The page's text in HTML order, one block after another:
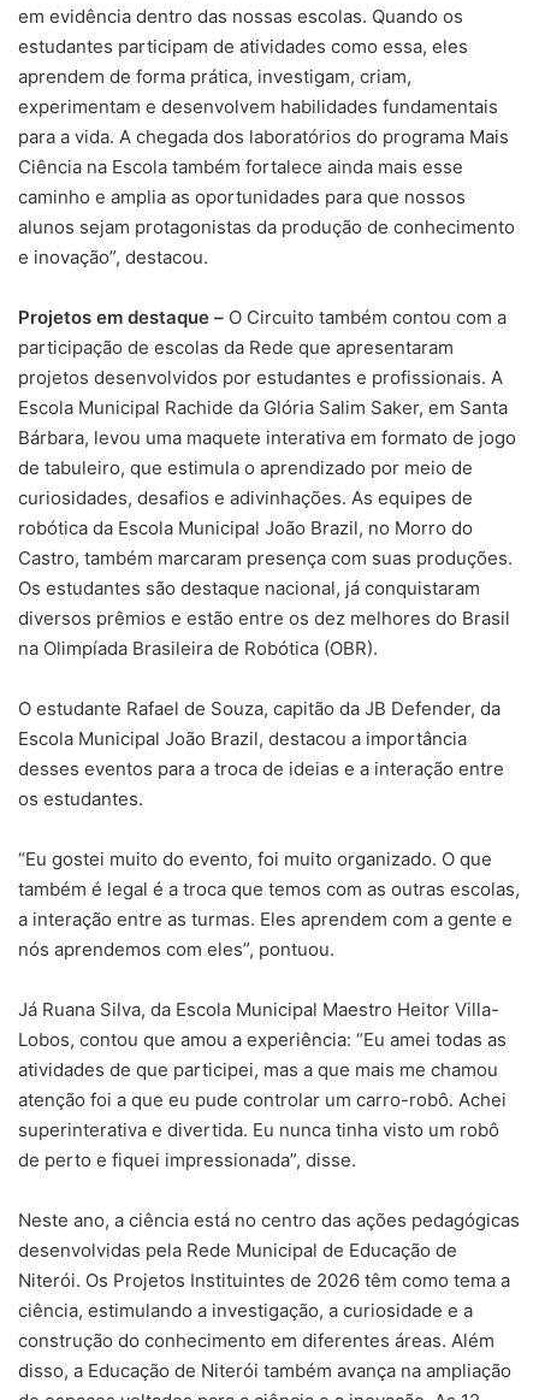
em evidência dentro das nossas escolas. Quando os
estudantes participam de atividades como essa, eles
aprendem de forma prática, investigam, criam,
experimentam e desenvolvem habilidades fundamentais
para a vida. A chegada dos laboratórios do programa Mais
Ciência na Escola também fortalece ainda mais esse
caminho e amplia as oportunidades para que nossos
alunos sejam protagonistas da produção de conhecimento
e inovação”, destacou.
Projetos em destaque – O Circuito também contou com a
participação de escolas da Rede que apresentaram
projetos desenvolvidos por estudantes e profissionais. A
Escola Municipal Rachide da Glória Salim Saker, em Santa
Bárbara, levou uma maquete interativa em formato de jogo
de tabuleiro, que estimula o aprendizado por meio de
curiosidades, desafios e adivinhações. As equipes de
robótica da Escola Municipal João Brazil, no Morro do
Castro, também marcaram presença com suas produções.
Os estudantes são destaque nacional, já conquistaram
diversos prêmios e estão entre os dez melhores do Brasil
na Olimpíada Brasileira de Robótica (OBR).
O estudante Rafael de Souza, capitão da JB Defender, da
Escola Municipal João Brazil, destacou a importância
desses eventos para a troca de ideias e a interação entre
os estudantes.
“Eu gostei muito do evento, foi muito organizado. O que
também é legal é a troca que temos com as outras escolas,
a interação entre as turmas. Eles aprendem com a gente e
nós aprendemos com eles”, pontuou.
Já Ruana Silva, da Escola Municipal Maestro Heitor Villa-
Lobos, contou que amou a experiência: “Eu amei todas as
atividades de que participei, mas a que mais me chamou
atenção foi a que eu pude controlar um carro-robô. Achei
superinterativa e divertida. Eu nunca tinha visto um robô
de perto e fiquei impressionada”, disse.
Neste ano, a ciência está no centro das ações pedagógicas
desenvolvidas pela Rede Municipal de Educação de
Niterói. Os Projetos Instituintes de 2026 têm como tema a
ciência, estimulando a investigação, a curiosidade e a
construção do conhecimento em diferentes áreas. Além
disso, a Educação de Niterói também avança na ampliação